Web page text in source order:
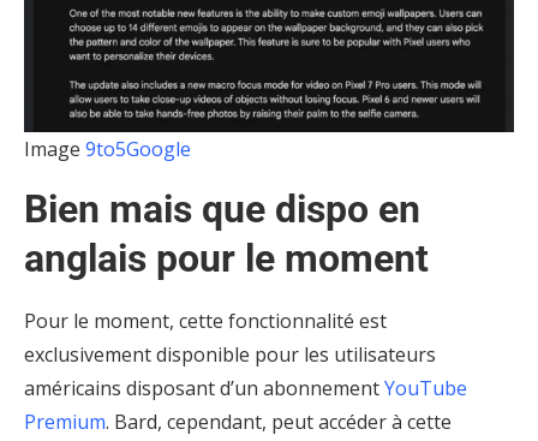
Image 9to5Google
Bien mais que dispo en
anglais pour le moment
Pour le moment, cette fonctionnalité est
exclusivement disponible pour les utilisateurs
américains disposant d’un abonnementYouTube
Premium. Bard, cependant, peut accéder à cette